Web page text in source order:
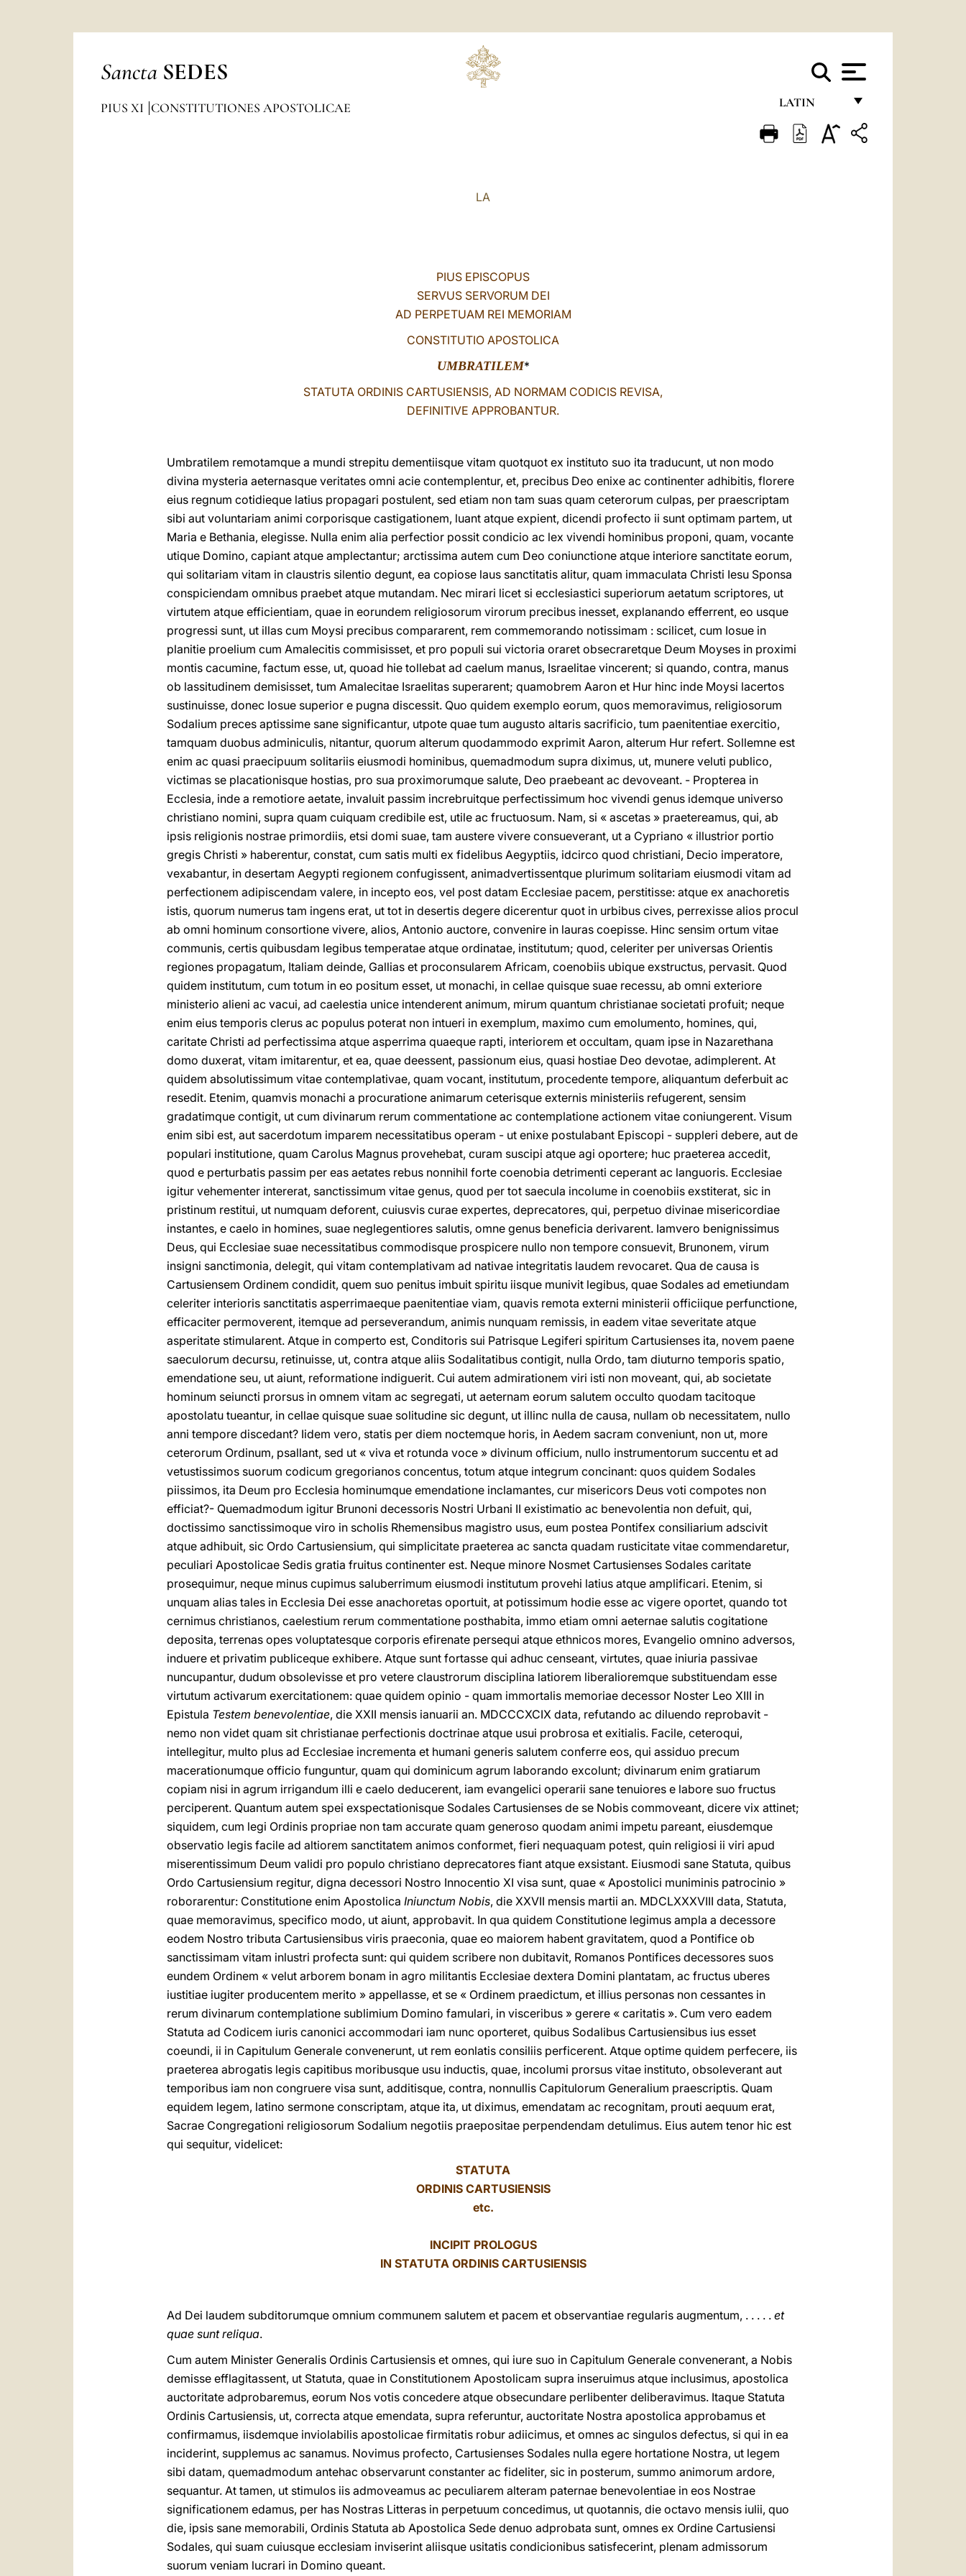
Sancta SEDES
LATIN
FRANÇAIS
PIUS XI CONSTITUTIONES APOSTOLICAE
LA
PIUS EPISCOPUS
SERVUS SERVORUM DEI
AD PERPETUAM REI MEMORIAM
CONSTITUTIO APOSTOLICA
UMBRATILEM*
STATUTA ORDINIS CARTUSIENSIS, AD NORMAM CODICIS REVISA,
DEFINITIVE APPROBANTUR.
Umbratilem remotamque a mundi strepitu dementiisque vitam quotquot ex instituto suo ita traducunt, ut non modo
divina mysteria aeternasque veritates omni acie contemplentur, et, precibus Deo enixe ac continenter adhibitis, florere
eius regnum cotidieque latius propagari postulent, sed etiam non tam suas quam ceterorum culpas, per praescriptam
sibi aut voluntariam animi corporisque castigationem, luant atque expient, dicendi profecto ii sunt optimam partem, ut
Maria e Bethania, elegisse. Nulla enim alia perfectior possit condicio ac lex vivendi hominibus proponi, quam, vocante
utique Domino, capiant atque amplectantur; arctissima autem cum Deo coniunctione atque interiore sanctitate eorum,
qui solitariam vitam in claustris silentio degunt, ea copiose laus sanctitatis alitur, quam immaculata Christi Iesu Sponsa
conspiciendam omnibus praebet atque mutandam. Nec mirari licet si ecclesiastici superiorum aetatum scriptores, ut
virtutem atque efficientiam, quae in eorundem religiosorum virorum precibus inesset, explanando efferrent, eo usque
progressi sunt, ut illas cum Moysi precibus compararent, rem commemorando notissimam : scilicet, cum Iosue in
planitie proelium cum Amalecitis commisisset, et pro populi sui victoria oraret obsecraretque Deum Moyses in proximi
montis cacumine, factum esse, ut, quoad hie tollebat ad caelum manus, Israelitae vincerent; si quando, contra, manus
ob lassitudinem demisisset, tum Amalecitae Israelitas superarent; quamobrem Aaron et Hur hinc inde Moysi lacertos
sustinuisse, donec Iosue superior e pugna discessit. Quo quidem exemplo eorum, quos memoravimus, religiosorum
Sodalium preces aptissime sane significantur, utpote quae tum augusto altaris sacrificio, tum paenitentiae exercitio,
tamquam duobus adminiculis, nitantur, quorum alterum quodammodo exprimit Aaron, alterum Hur refert. Sollemne est
enim ac quasi praecipuum solitariis eiusmodi hominibus, quemadmodum supra diximus, ut, munere veluti publico,
victimas se placationisque hostias, pro sua proximorumque salute, Deo praebeant ac devoveant. - Propterea in
Ecclesia, inde a remotiore aetate, invaluit passim increbruitque perfectissimum hoc vivendi genus idemque universo
christiano nomini, supra quam cuiquam credibile est, utile ac fructuosum. Nam, si « ascetas » praetereamus, qui, ab
ipsis religionis nostrae primordiis, etsi domi suae, tam austere vivere consueverant, ut a Cypriano « illustrior portio
gregis Christi » haberentur, constat, cum satis multi ex fidelibus Aegyptiis, idcirco quod christiani, Decio imperatore,
vexabantur, in desertam Aegypti regionem confugissent, animadvertissentque plurimum solitariam eiusmodi vitam ad
perfectionem adipiscendam valere, in incepto eos, vel post datam Ecclesiae pacem, perstitisse: atque ex anachoretis
istis, quorum numerus tam ingens erat, ut tot in desertis degere dicerentur quot in urbibus cives, perrexisse alios procul
ab omni hominum consortione vivere, alios, Antonio auctore, convenire in lauras coepisse. Hinc sensim ortum vitae
communis, certis quibusdam legibus temperatae atque ordinatae, institutum; quod, celeriter per universas Orientis
regiones propagatum, Italiam deinde, Gallias et proconsularem Africam, coenobiis ubique exstructus, pervasit. Quod
quidem institutum, cum totum in eo positum esset, ut monachi, in cellae quisque suae recessu, ab omni exteriore
ministerio alieni ac vacui, ad caelestia unice intenderent animum, mirum quantum christianae societati profuit; neque
enim eius temporis clerus ac populus poterat non intueri in exemplum, maximo cum emolumento, homines, qui,
caritate Christi ad perfectissima atque asperrima quaeque rapti, interiorem et occultam, quam ipse in Nazarethana
domo duxerat, vitam imitarentur, et ea, quae deessent, passionum eius, quasi hostiae Deo devotae, adimplerent. At
quidem absolutissimum vitae contemplativae, quam vocant, institutum, procedente tempore, aliquantum deferbuit ac
resedit. Etenim, quamvis monachi a procuratione animarum ceterisque externis ministeriis refugerent, sensim
gradatimque contigit, ut cum divinarum rerum commentatione ac contemplatione actionem vitae coniungerent. Visum
enim sibi est, aut sacerdotum imparem necessitatibus operam - ut enixe postulabant Episcopi - suppleri debere, aut de
populari institutione, quam Carolus Magnus provehebat, curam suscipi atque agi oportere; huc praeterea accedit,
quod e perturbatis passim per eas aetates rebus nonnihil forte coenobia detrimenti ceperant ac languoris. Ecclesiae
igitur vehementer intererat, sanctissimum vitae genus, quod per tot saecula incolume in coenobiis exstiterat, sic in
pristinum restitui, ut numquam deforent, cuiusvis curae expertes, deprecatores, qui, perpetuo divinae misericordiae
instantes, e caelo in homines, suae neglegentiores salutis, omne genus beneficia derivarent. Iamvero benignissimus
Deus, qui Ecclesiae suae necessitatibus commodisque prospicere nullo non tempore consuevit, Brunonem, virum
insigni sanctimonia, delegit, qui vitam contemplativam ad nativae integritatis laudem revocaret. Qua de causa is
Cartusiensem Ordinem condidit, quem suo penitus imbuit spiritu iisque munivit legibus, quae Sodales ad emetiundam
celeriter interioris sanctitatis asperrimaeque paenitentiae viam, quavis remota externi ministerii officiique perfunctione,
efficaciter permoverent, itemque ad perseverandum, animis nunquam remissis, in eadem vitae severitate atque
asperitate stimularent. Atque in comperto est, Conditoris sui Patrisque Legiferi spiritum Cartusienses ita, novem paene
saeculorum decursu, retinuisse, ut, contra atque aliis Sodalitatibus contigit, nulla Ordo, tam diuturno temporis spatio,
emendatione seu, ut aiunt, reformatione indiguerit. Cui autem admirationem viri isti non moveant, qui, ab societate
hominum seiuncti prorsus in omnem vitam ac segregati, ut aeternam eorum salutem occulto quodam tacitoque
apostolatu tueantur, in cellae quisque suae solitudine sic degunt, ut illinc nulla de causa, nullam ob necessitatem, nullo
anni tempore discedant? Iidem vero, statis per diem noctemque horis, in Aedem sacram conveniunt, non ut, more
ceterorum Ordinum, psallant, sed ut « viva et rotunda voce » divinum officium, nullo instrumentorum succentu et ad
vetustissimos suorum codicum gregorianos concentus, totum atque integrum concinant: quos quidem Sodales
piissimos, ita Deum pro Ecclesia hominumque emendatione inclamantes, cur misericors Deus voti compotes non
efficiat?- Quemadmodum igitur Brunoni decessoris Nostri Urbani II existimatio ac benevolentia non defuit, qui,
doctissimo sanctissimoque viro in scholis Rhemensibus magistro usus, eum postea Pontifex consiliarium adscivit
atque adhibuit, sic Ordo Cartusiensium, qui simplicitate praeterea ac sancta quadam rusticitate vitae commendaretur,
peculiari Apostolicae Sedis gratia fruitus continenter est. Neque minore Nosmet Cartusienses Sodales caritate
prosequimur, neque minus cupimus saluberrimum eiusmodi institutum provehi latius atque amplificari. Etenim, si
unquam alias tales in Ecclesia Dei esse anachoretas oportuit, at potissimum hodie esse ac vigere oportet, quando tot
cernimus christianos, caelestium rerum commentatione posthabita, immo etiam omni aeternae salutis cogitatione
deposita, terrenas opes voluptatesque corporis efirenate persequi atque ethnicos mores, Evangelio omnino adversos,
induere et privatim publiceque exhibere. Atque sunt fortasse qui adhuc censeant, virtutes, quae iniuria passivae
nuncupantur, dudum obsolevisse et pro vetere claustrorum disciplina latiorem liberalioremque substituendam esse
virtutum activarum exercitationem: quae quidem opinio - quam immortalis memoriae decessor Noster Leo XIII in
Epistula Testem benevolentiae, die XXII mensis ianuarii an. MDCCCXCIX data, refutando ac diluendo reprobavit -
nemo non videt quam sit christianae perfectionis doctrinae atque usui probrosa et exitialis. Facile, ceteroqui,
intellegitur, multo plus ad Ecclesiae incrementa et humani generis salutem conferre eos, qui assiduo precum
macerationumque officio funguntur, quam qui dominicum agrum laborando excolunt; divinarum enim gratiarum
copiam nisi in agrum irrigandum illi e caelo deducerent, iam evangelici operarii sane tenuiores e labore suo fructus
perciperent. Quantum autem spei exspectationisque Sodales Cartusienses de se Nobis commoveant, dicere vix attinet;
siquidem, cum legi Ordinis propriae non tam accurate quam generoso quodam animi impetu pareant, eiusdemque
observatio legis facile ad altiorem sanctitatem animos conformet, fieri nequaquam potest, quin religiosi ii viri apud
miserentissimum Deum validi pro populo christiano deprecatores fiant atque exsistant. Eiusmodi sane Statuta, quibus
Ordo Cartusiensium regitur, digna decessori Nostro Innocentio XI visa sunt, quae « Apostolici muniminis patrocinio »
roborarentur: Constitutione enim Apostolica Iniunctum Nobis, die XXVII mensis martii an. MDCLXXXVIII data, Statuta,
quae memoravimus, specifico modo, ut aiunt, approbavit. In qua quidem Constitutione legimus ampla a decessore
eodem Nostro tributa Cartusiensibus viris praeconia, quae eo maiorem habent gravitatem, quod a Pontifice ob
sanctissimam vitam inlustri profecta sunt: qui quidem scribere non dubitavit, Romanos Pontifices decessores suos
eundem Ordinem « velut arborem bonam in agro militantis Ecclesiae dextera Domini plantatam, ac fructus uberes
iustitiae iugiter producentem merito » appellasse, et se « Ordinem praedictum, et illius personas non cessantes in
rerum divinarum contemplatione sublimium Domino famulari, in visceribus » gerere « caritatis ». Cum vero eadem
Statuta ad Codicem iuris canonici accommodari iam nunc oporteret, quibus Sodalibus Cartusiensibus ius esset
coeundi, ii in Capitulum Generale convenerunt, ut rem eonlatis consiliis perficerent. Atque optime quidem perfecere, iis
praeterea abrogatis legis capitibus moribusque usu inductis, quae, incolumi prorsus vitae instituto, obsoleverant aut
temporibus iam non congruere visa sunt, additisque, contra, nonnullis Capitulorum Generalium praescriptis. Quam
equidem legem, latino sermone conscriptam, atque ita, ut diximus, emendatam ac recognitam, prouti aequum erat,
Sacrae Congregationi religiosorum Sodalium negotiis praepositae perpendendam detulimus. Eius autem tenor hic est
qui sequitur, videlicet:
STATUTA
ORDINIS CARTUSIENSIS
etc.
INCIPIT PROLOGUS
IN STATUTA ORDINIS CARTUSIENSIS
Ad Dei laudem subditorumque omnium communem salutem et pacem et observantiae regularis augmentum, . . . . . et
quae sunt reliqua.
Cum autem Minister Generalis Ordinis Cartusiensis et omnes, qui iure suo in Capitulum Generale convenerant, a Nobis
demisse efflagitassent, ut Statuta, quae in Constitutionem Apostolicam supra inseruimus atque inclusimus, apostolica
auctoritate adprobaremus, eorum Nos votis concedere atque obsecundare perlibenter deliberavimus. Itaque Statuta
Ordinis Cartusiensis, ut, correcta atque emendata, supra referuntur, auctoritate Nostra apostolica approbamus et
confirmamus, iisdemque inviolabilis apostolicae firmitatis robur adiicimus, et omnes ac singulos defectus, si qui in ea
inciderint, supplemus ac sanamus. Novimus profecto, Cartusienses Sodales nulla egere hortatione Nostra, ut legem
sibi datam, quemadmodum antehac observarunt constanter ac fideliter, sic in posterum, summo animorum ardore,
sequantur. At tamen, ut stimulos iis admoveamus ac peculiarem alteram paternae benevolentiae in eos Nostrae
significationem edamus, per has Nostras Litteras in perpetuum concedimus, ut quotannis, die octavo mensis iulii, quo
die, ipsis sane memorabili, Ordinis Statuta ab Apostolica Sede denuo adprobata sunt, omnes ex Ordine Cartusiensi
Sodales, qui suam cuiusque ecclesiam inviserint aliisque usitatis condicionibus satisfecerint, plenam admissorum
suorum veniam lucrari in Domino queant.